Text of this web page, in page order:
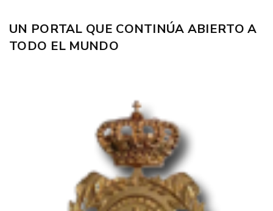
UN PORTAL QUE CONTINÚA ABIERTO A
TODO EL MUNDO